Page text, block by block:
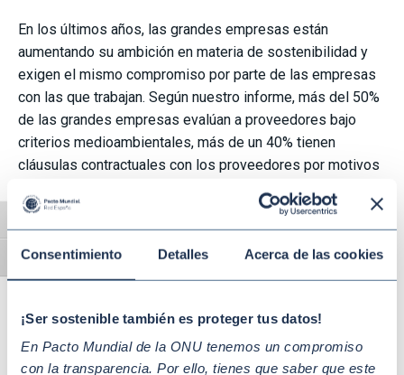
Consentimiento Detalles Acerca de las cookies
¡Ser sostenible también es proteger tus datos!
En Pacto Mundial de la ONU tenemos un compromiso
con la transparencia. Por ello, tienes que saber que este
Alternar tamaño de letra
En los últimos años, las grandes empresas están
aumentando su ambición en materia de sostenibilidad y
exigen el mismo compromiso por parte de las empresas
con las que trabajan. Según nuestro informe, más del 50%
de las grandes empresas evalúan a proveedores bajo
criterios medioambientales, más de un 40% tienen
cláusulas contractuales con los proveedores por motivos
de sostenibilidad y un 40% evalúa a los proveedores bajo
criterios de derechos humanos o derechos sociales. Para
las grandes empresas es fundamental contar conpymes
sosteniblesen su cadena de suministro por varias
razones: por la asunción de menores riesgos, aumento de
comerciales, lo que repercute dando lugar a alianzas con
nuevas empresas o el cumplimiento de legislaciones
como las futuras directivas europeas.